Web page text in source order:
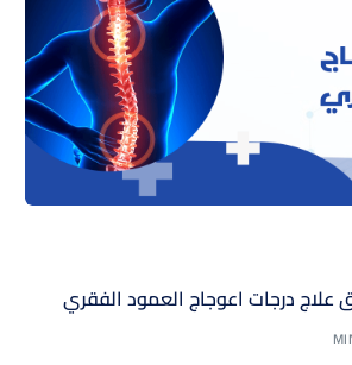
درجات اعوجاج العمود الفقري